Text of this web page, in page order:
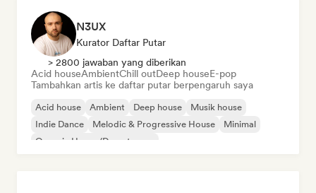
N3UX
Kurator Daftar Putar
> 2800 jawaban yang diberikan
Acid houseAmbientChill outDeep houseE-pop
Tambahkan artis ke daftar putar berpengaruh saya
Acid house Ambient Deep house
Musik house
Indie Dance
Melodic & Progressive House
Minimal
Organic House/Downtempo